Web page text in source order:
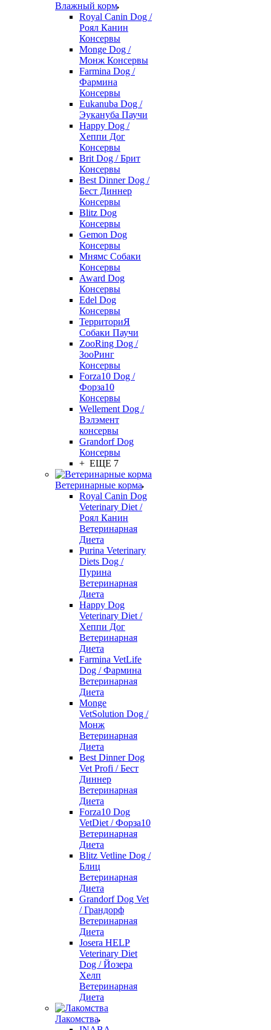
Влажный корм
Royal Canin Dog /
Роял Канин
Консервы
Monge Dog /
Монж Консервы
Farmina Dog /
Фармина
Консервы
Eukanuba Dog /
Эукануба Паучи
Happy Dog /
Хеппи Дог
Консервы
Brit Dog / Брит
Консервы
Best Dinner Dog /
Бест Диннер
Консервы
Blitz Dog
Консервы
Gemon Dog
Консервы
Мнямс Собаки
Консервы
Award Dog
Консервы
Edel Dog
Консервы
ТерриториЯ
Собаки Паучи
ZooRing Dog /
ЗооРинг
Консервы
Forza10 Dog /
Форза10
Консервы
Wellement Dog /
Вэлэмент
консервы
Grandorf Dog
Консервы
+ ЕЩЕ 7
Ветеринарные корма
Royal Canin Dog
Veterinary Diet /
Роял Канин
Ветеринарная
Диета
Purina Veterinary
Diets Dog /
Пурина
Ветеринарная
Диета
Happy Dog
Veterinary Diet /
Хеппи Дог
Ветеринарная
Диета
Farmina VetLife
Dog / Фармина
Ветеринарная
Диета
Monge
VetSolution Dog /
Монж
Ветеринарная
Диета
Best Dinner Dog
Vet Profi / Бест
Диннер
Ветеринарная
Диета
Forza10 Dog
VetDiet / Форза10
Ветеринарная
Диета
Blitz Vetline Dog /
Блиц
Ветеринарная
Диета
Grandorf Dog Vet
/ Грандорф
Ветеринарная
Диета
Josera HELP
Veterinary Diet
Dog / Йозера
Хелп
Ветеринарная
Диета
Лакомства